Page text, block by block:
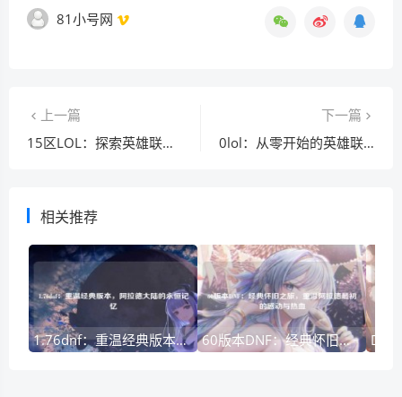
81小号网
上一篇
15区LOL：探索英雄联盟中这个神秘区域的玩法与策略
下一篇
0lol：从零开始的英雄联盟之旅，新手快速上手指南
相关推荐
1.76dnf：重温经典版本，阿拉德大陆的永恒记忆 60版本DNF：经典怀旧之旅，重温阿拉德最初的感动与热血